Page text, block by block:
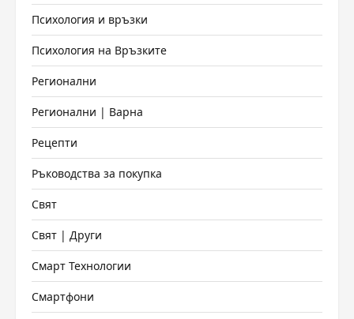
Психология и връзки
Психология на Връзките
Регионални
Регионални | Варна
Рецепти
Ръководства за покупка
Свят
Свят | Други
Смарт Технологии
Смартфони